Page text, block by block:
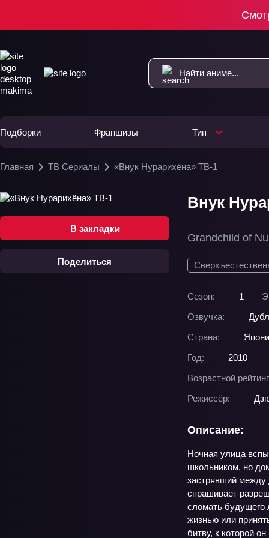
Подборки Франшизы Тип
Главная ТВ Сериалы «Внук Нурарихёна» ТВ-1
В закладки
Поделиться
Внук
Grandchild of
Сезон: 1
Озвучка:
Страна:
Год:
2010
Возрастной
Режиссёр:
Описание:
Ночная улица
школьником, но
застрявший между
спрашивает
сломать будущего
жизнью или
битву, к которой он